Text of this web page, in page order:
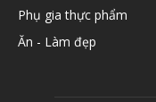
Phụ gia thực phẩm
Ăn - Làm đẹp